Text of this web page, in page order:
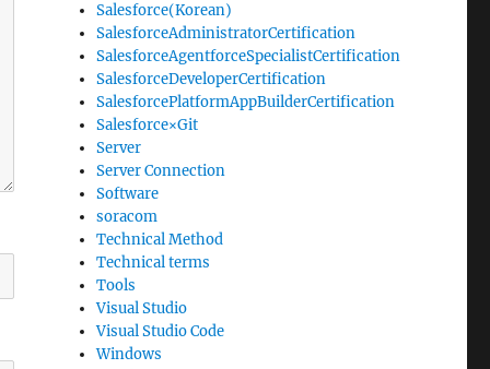
Salesforce(Korean)
SalesforceAdministratorCertification
SalesforceAgentforceSpecialistCertification
SalesforceDeveloperCertification
SalesforcePlatformAppBuilderCertification
Salesforce×Git
Server
Server Connection
Software
soracom
Technical Method
Technical terms
Tools
Visual Studio
Visual Studio Code
Windows